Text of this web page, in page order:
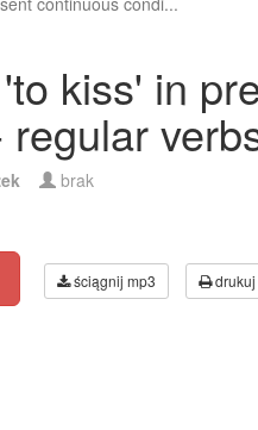
kiss' in
brak
ściągnij mp3 drukuj